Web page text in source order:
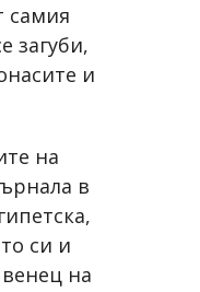
самия
загуби,
и
на
в
си и
на